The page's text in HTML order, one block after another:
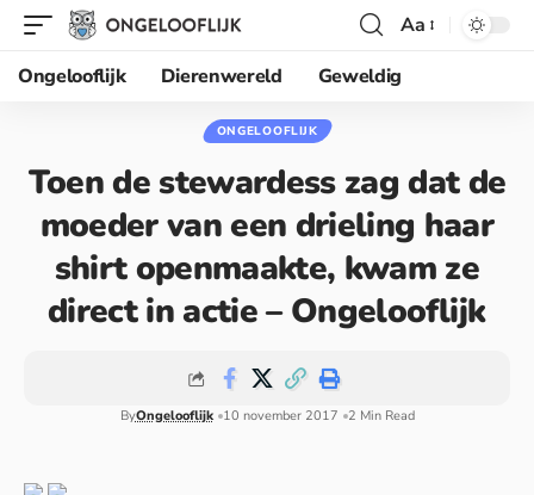
Aa
Ongelooflijk
Dierenwereld Geweldig
ONGELOOFLIJK
Toen de stewardess zag dat de
moeder van een drieling haar
shirt openmaakte, kwam ze
direct in actie – Ongelooflijk
ByOngelooflijk 10 november 2017 2 Min Read